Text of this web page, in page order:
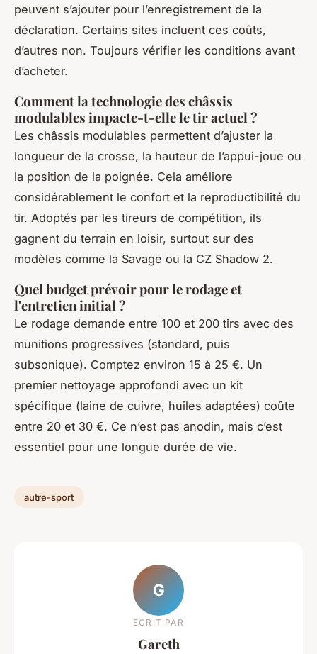
peuvent s’ajouter pour l’enregistrement de la
déclaration. Certains sites incluent ces coûts,
d’autres non. Toujours vérifier les conditions avant
d’acheter.
Comment la technologie des châssis
modulables impacte-t-elle le tir actuel ?
Les châssis modulables permettent d’ajuster la
longueur de la crosse, la hauteur de l’appui-joue ou
la position de la poignée. Cela améliore
considérablement le confort et la reproductibilité du
tir. Adoptés par les tireurs de compétition, ils
gagnent du terrain en loisir, surtout sur des
modèles comme la Savage ou la CZ Shadow 2.
Quel budget prévoir pour le rodage et
l'entretien initial ?
Le rodage demande entre 100 et 200 tirs avec des
munitions progressives (standard, puis
subsonique). Comptez environ 15 à 25 €. Un
premier nettoyage approfondi avec un kit
spécifique (laine de cuivre, huiles adaptées) coûte
entre 20 et 30 €. Ce n’est pas anodin, mais c’est
essentiel pour une longue durée de vie.
autre-sport
G
ECRIT PAR
Gareth